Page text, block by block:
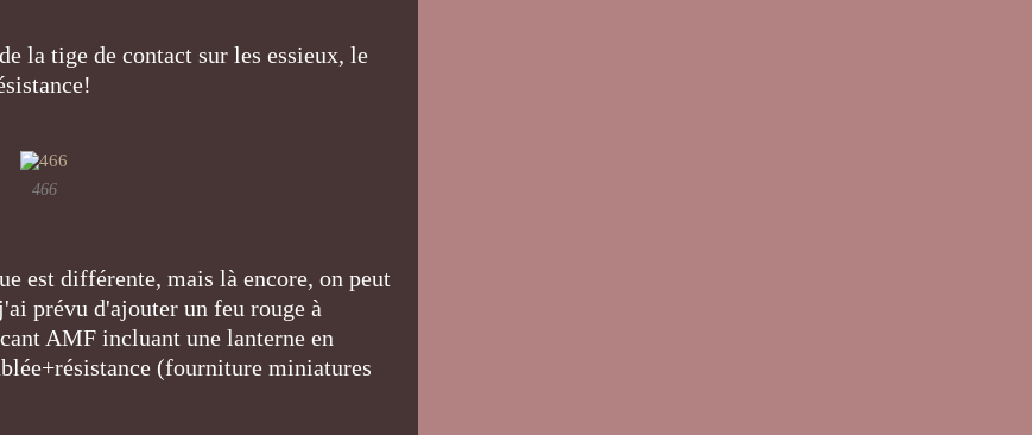
la tige de contact sur les essieux, le
466
est différente, mais là encore, on peut
prévu d'ajouter un feu rouge à
AMF incluant une lanterne en
(fourniture miniatures